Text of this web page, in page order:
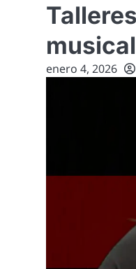
enero 4, 2026